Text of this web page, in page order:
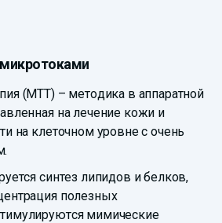
(МТТ) – методика в аппаратной
на лечение кожи и
на клеточном уровне с очень
синтез липидов и белков,
полезных
мимические